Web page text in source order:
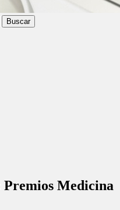
Premios Medicina